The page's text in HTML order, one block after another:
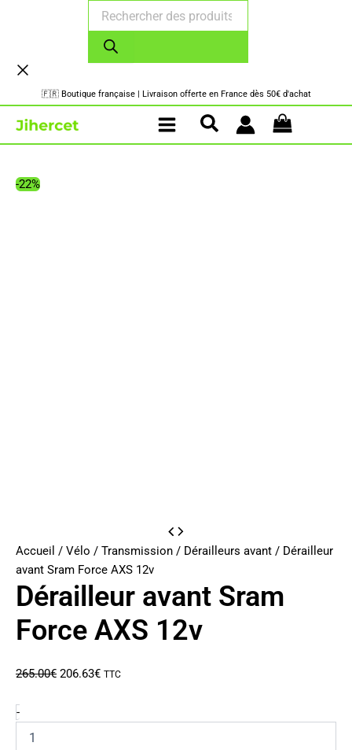
produits
🇫🇷 Boutique française | Livraison offerte en France dès 50€ d'achat
-22%
Accueil / Vélo / Transmission / Dérailleurs avant / Dérailleur
avant Sram Force AXS 12v
Dérailleur avant Sram
Force AXS 12v
265.00€ Le
206.63€Le
TTC
-quantité
de
Dérailleur